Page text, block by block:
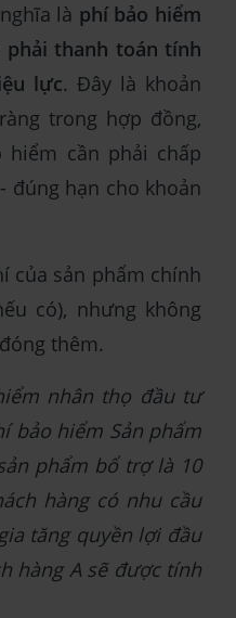
là phí bảo hiểm
phải thanh toán tính
lực. Đây là khoản
trong hợp đồng,
cần phải chấp
đúng hạn cho khoản
của sản phẩm chính
có), nhưng không
thêm.
nhân thọ đầu tư
bảo hiểm Sản phẩm
phẩm bổ trợ là 10
hàng có nhu cầu
tăng quyền lợi đầu
hàng A sẽ được tính